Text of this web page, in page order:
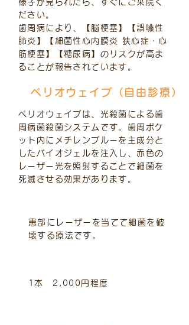
様子が見られたら、すぐにご来院く
ださい。
歯周病により、【脳梗塞】【誤嚥性
肺炎】【細菌性心内膜炎 狭心症・心
筋梗塞】【糖尿病】のリスクが高ま
ることが報告されています。
ペリオウェイブ（自由診療）
ペリオウェイブは、光殺菌による歯
周病菌殺菌システムです。歯周ポケ
ット内にメチレンブルーを主成分と
したバイオジェルを注入し、赤色の
レーザー光を照射することで細菌を
死滅させる効果があります。
患部にレーザーを当てて細菌を破
壊する療法です。
1本 2,000円程度